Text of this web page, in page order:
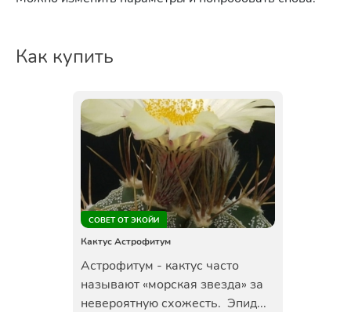
Как купить
СОВЕТ ОТ ЭКОЙИ
Кактус Астрофитум
Астрофитум - кактус часто
называют «морская звезда» за
невероятную схожесть. Эпид...